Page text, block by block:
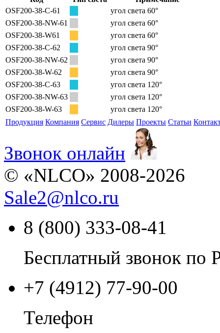
OSF200-38-C-61
угол света 60°
OSF200-38-NW-61
угол света 60°
OSF200-38-W61
угол света 60°
OSF200-38-C-62
угол света 90°
OSF200-38-NW-62
угол света 90°
OSF200-38-W-62
угол света 90°
OSF200-38-C-63
угол света 120°
OSF200-38-NW-63
угол света 120°
OSF200-38-W-63
угол света 120°
Продукция Компания Сервис Дилеры Проекты Статьи
Звонок онлайн
© «NLCO» 2008-2026
Sale2@nlco.ru
8 (800) 333-08-41
Бесплатный звонок по
+7 (4912) 77-90-00
Телефон